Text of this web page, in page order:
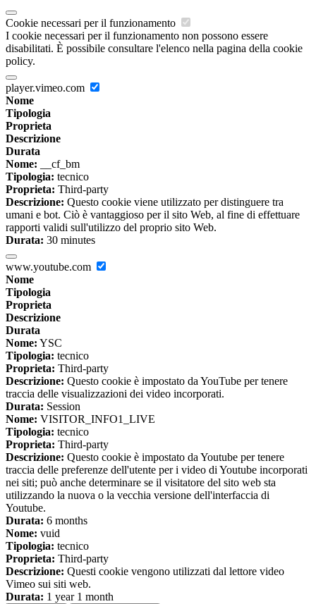
Cookie necessari per il funzionamento
I cookie necessari per il funzionamento non possono essere
disabilitati. È possibile consultare l'elenco nella pagina della cookie
policy.
player.vimeo.com
Nome
Tipologia
Proprieta
Descrizione
Durata
Nome: __cf_bm
Tipologia: tecnico
Proprieta: Third-party
Descrizione: Questo cookie viene utilizzato per distinguere tra
umani e bot. Ciò è vantaggioso per il sito Web, al fine di effettuare
rapporti validi sull'utilizzo del proprio sito Web.
Durata: 30 minutes
www.youtube.com
Nome
Tipologia
Proprieta
Descrizione
Durata
Nome: YSC
Tipologia: tecnico
Proprieta: Third-party
Descrizione: Questo cookie è impostato da YouTube per tenere
traccia delle visualizzazioni dei video incorporati.
Durata: Session
Nome: VISITOR_INFO1_LIVE
Tipologia: tecnico
Proprieta: Third-party
Descrizione: Questo cookie è impostato da Youtube per tenere
traccia delle preferenze dell'utente per i video di Youtube incorporati
nei siti; può anche determinare se il visitatore del sito web sta
utilizzando la nuova o la vecchia versione dell'interfaccia di
Youtube.
Durata: 6 months
Nome: vuid
Tipologia: tecnico
Proprieta: Third-party
Descrizione: Questi cookie vengono utilizzati dal lettore video
Vimeo sui siti web.
Durata: 1 year 1 month